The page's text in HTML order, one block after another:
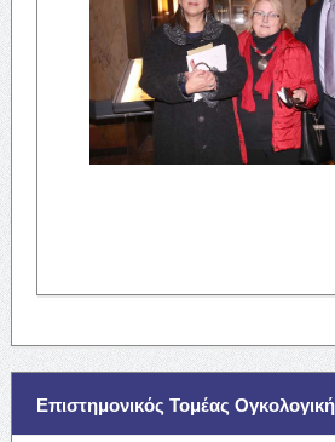
Επιστημονικός Τομέας